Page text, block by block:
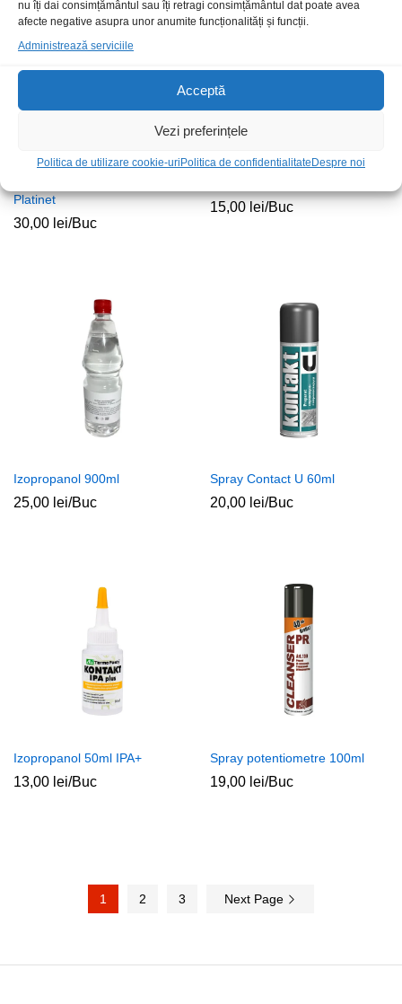
nu îți dai consimțământul sau îți retragi consimțământul dat poate avea
afecte negative asupra unor anumite funcționalități și funcții.
Administrează serviciile
Acceptă
Vezi preferințele
Politica de utilizare cookie-uri Politica de confidentialitate Despre noi
Platinet
30,00 lei/Buc
15,00 lei/Buc
Izopropanol 900ml
25,00 lei/Buc
Spray Contact U 60ml
20,00 lei/Buc
Izopropanol 50ml IPA+
13,00 lei/Buc
Spray potentiometre 100ml
19,00 lei/Buc
1 2 3 Next Page